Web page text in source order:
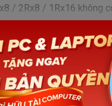
/ 2Rx8 / 1Rx16 không
(XMP)
@ 60 Hz
thuộc vào sự hỗ trợ của